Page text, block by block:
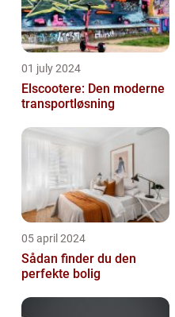
01 july 2024
Elscootere: Den moderne
transportløsning
05 april 2024
Sådan finder du den
perfekte bolig